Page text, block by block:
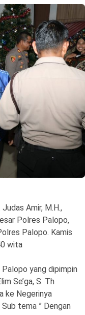
Amir, M.H.,
Polres Palopo,
Palopo. Kamis
wita
yang dipimpin
Se’ga, S. Th
ke Negerinya
tema ” Dengan